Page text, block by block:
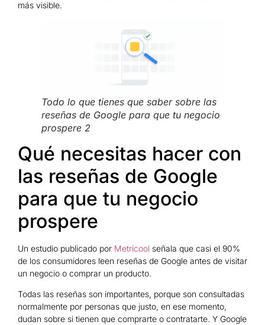
más visible.
Todo lo que tienes que saber sobre las
reseñas de Google para que tu negocio
prospere 2
Qué necesitas hacer con
las reseñas de Google
para que tu negocio
prospere
Un estudio publicado por Metricool señala que casi el 90%
de los consumidores leen reseñas de Google antes de visitar
un negocio o comprar un producto.
Todas las reseñas son importantes, porque son consultadas
normalmente por personas que justo, en ese momento,
dudan sobre si tienen que comprarte o contratarte. Y Google